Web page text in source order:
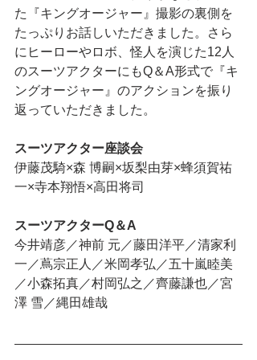
た『キングオージャー』撮影の裏側を
たっぷりお話しいただきました。さら
にヒーローやロボ、怪人を演じた12人
のスーツアクターにもQ＆A形式で『キ
ングオージャー』のアクションを振り
返っていただきました。
スーツアクター座談会
伊藤茂騎×森 博嗣×坂梨由芽×蜂須賀祐
一×寺本翔悟×高田将司
スーツアクターQ＆A
今井靖彦／神前 元／藤田洋平／清家利
一／蔦宗正人／米岡孝弘／五十嵐睦美
／小森拓真／村岡弘之／齊藤謙也／宮
澤 雪／縄田雄哉